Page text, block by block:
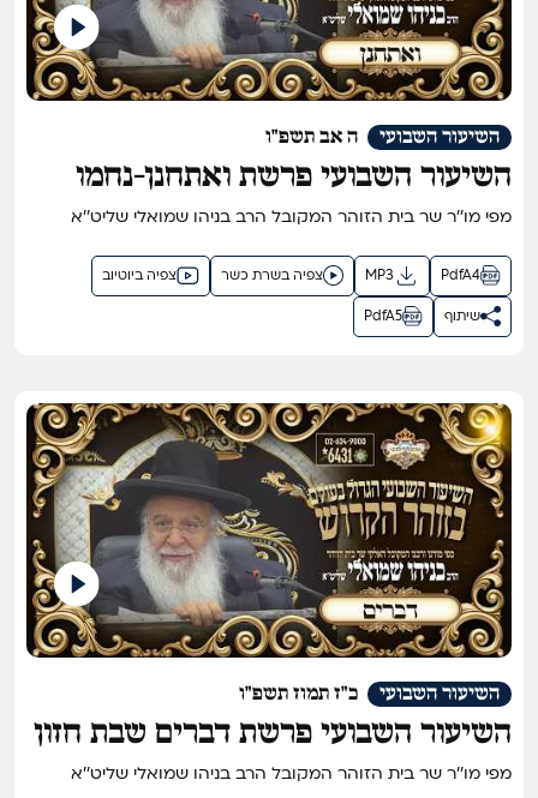
ה אב תשפ"ו השיעור השבועי
השיעור השבועי פרשת ואתחנן-נחמו
תשפ"ו
מפי מו''ר שר בית הזוהר המקובל הרב בניהו שמואלי שליט''א
צפיה ביוטיוב צפיה בשרת כשר MP3 PdfA4
PdfA5 שיתוף
כ"ז תמוז תשפ"ו השיעור השבועי
השיעור השבועי פרשת דברים שבת חזון
תשפ"ו
מפי מו''ר שר בית הזוהר המקובל הרב בניהו שמואלי שליט''א